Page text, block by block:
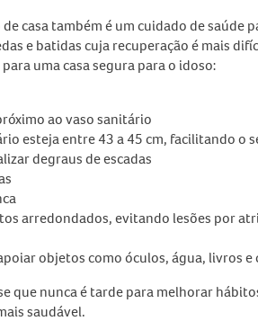
casa também é um cuidado desaúde
e batidas cuja recuperação é mais
uma casa segura para o idoso:
ao vaso sanitário
esteja entre 43 a 45 cm, facilitando o
degraus de escadas
arredondados, evitando lesões por
objetos como óculos, água, livros e
que nunca é tarde para melhorar
saudável.